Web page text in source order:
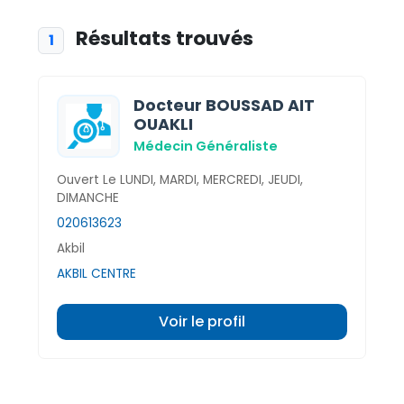
1 Résultats trouvés
Docteur BOUSSAD AIT
OUAKLI
Médecin Généraliste
Ouvert Le LUNDI, MARDI, MERCREDI, JEUDI,
DIMANCHE
020613623
Akbil
AKBIL CENTRE
Voir le profil